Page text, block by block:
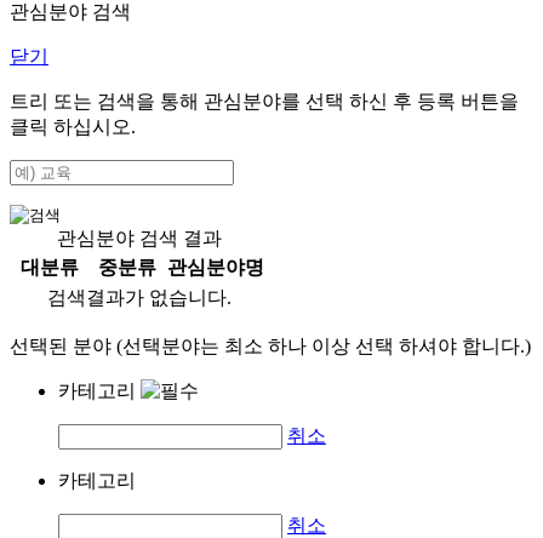
관심분야 검색
닫기
트리 또는 검색을 통해 관심분야를 선택 하신 후 등록 버튼을
클릭 하십시오.
관심분야 검색 결과
대분류
중분류
관심분야명
검색결과가 없습니다.
선택된 분야 (선택분야는 최소 하나 이상 선택 하셔야 합니다.)
카테고리
취소
카테고리
취소